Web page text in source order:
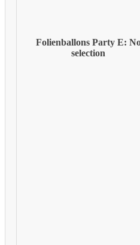
Folienballons Party E:
selection